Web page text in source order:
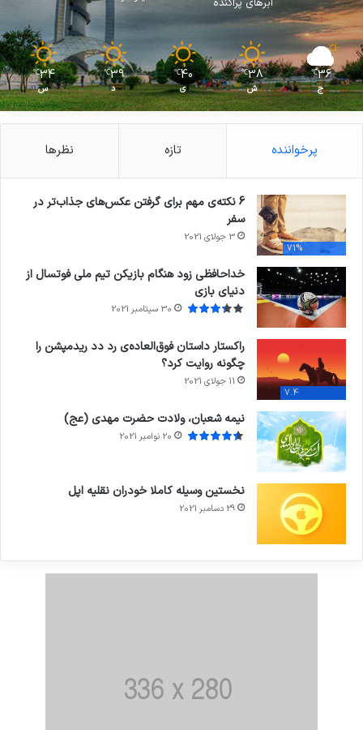
36
℃
ج
38
℃
ش
40
℃
ی
39
℃
د
34
℃
س
پرخواننده تازه نظرها
71%
6 نکته‌ی مهم برای گرفتن عکس‌های جذاب‌تر در
سفر
3 جولای 2021
خداحافظی زود هنگام بازیکن تیم ملی فوتسال از
دنیای بازی
30 سپتامبر 2021
7.4
راکستار داستان فوق‌العاده‌ی رد دد ریدمپشن را
چگونه روایت کرد؟
11 جولای 2021
نیمه شعبان، ولادت حضرت مهدی (عج)
20 نوامبر 2021
نخستین وسیله کاملا خودران نقلیه اپل
29 دسامبر 2021